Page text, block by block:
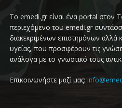
Το emedi.gr είναι ένα portal στον
περιεχόμενο του emedi.gr
διακεκριμένων επιστημόνων αλλά
υγείας, που προσφέρουν τις
ανάλογα με το γνωστικό τους
Επικοινωνήστε μαζί μας: